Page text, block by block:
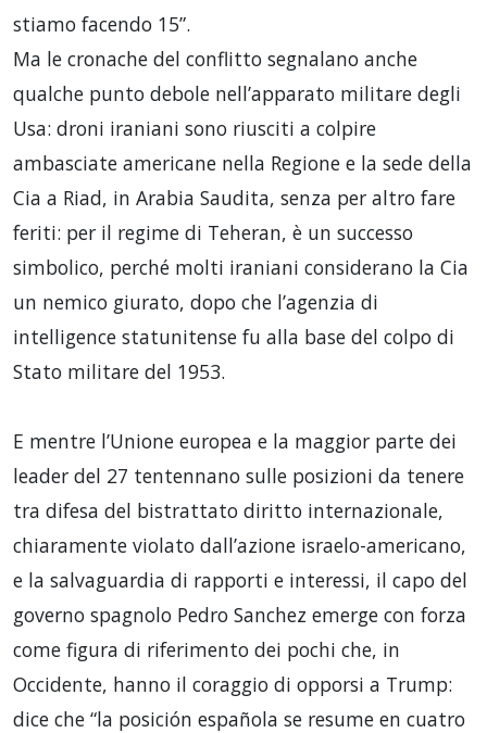
stiamo facendo 15”.
Ma le cronache del conflitto segnalano anche
qualche punto debole nell’apparato militare degli
Usa: droni iraniani sono riusciti a colpire
ambasciate americane nella Regione e la sede della
Cia a Riad, in Arabia Saudita, senza per altro fare
feriti: per il regime di Teheran, è un successo
simbolico, perché molti iraniani considerano la Cia
un nemico giurato, dopo che l’agenzia di
intelligence statunitense fu alla base del colpo di
Stato militare del 1953.
E mentre l’Unione europea e la maggior parte dei
leader del 27 tentennano sulle posizioni da tenere
tra difesa del bistrattato diritto internazionale,
chiaramente violato dall’azione israelo-americano,
e la salvaguardia di rapporti e interessi, il capo del
governo spagnolo Pedro Sanchez emerge con forza
come figura di riferimento dei pochi che, in
Occidente, hanno il coraggio di opporsi a Trump:
dice che “la posición española se resume en cuatro